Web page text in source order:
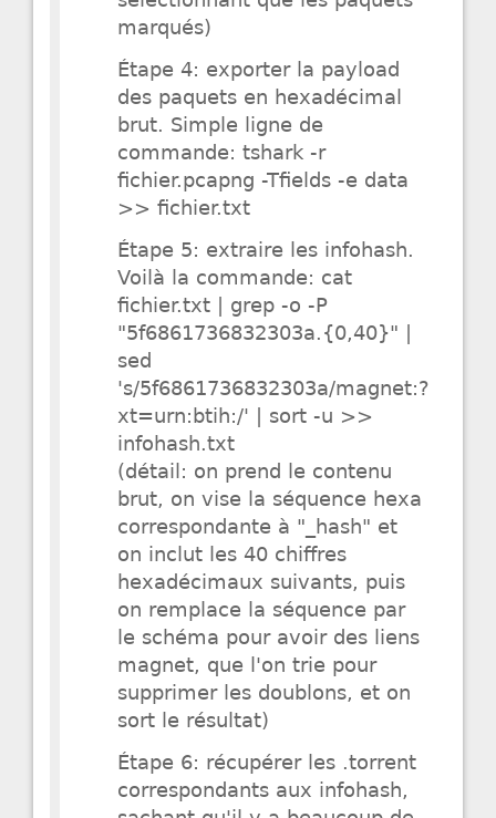
marqués)
Étape 4: exporter la payload
des paquets en hexadécimal
brut. Simple ligne de
commande: tshark -r
fichier.pcapng -Tfields -e data
>> fichier.txt
Étape 5: extraire les infohash.
Voilà la commande: cat
fichier.txt | grep -o -P
"5f6861736832303a.{0,40}" |
sed
's/5f6861736832303a/magnet:?
xt=urn:btih:/' | sort -u >>
infohash.txt
(détail: on prend le contenu
brut, on vise la séquence hexa
correspondante à "_hash" et
on inclut les 40 chiffres
hexadécimaux suivants, puis
on remplace la séquence par
le schéma pour avoir des liens
magnet, que l'on trie pour
supprimer les doublons, et on
sort le résultat)
Étape 6: récupérer les .torrent
correspondants aux infohash,